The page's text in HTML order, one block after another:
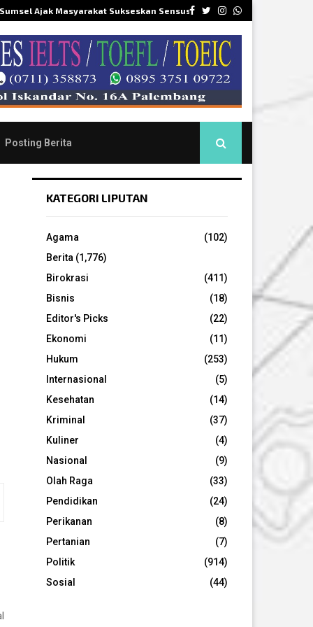
Facebook
Twitter
Instagram
Whatsapp
Sumsel Ajak Masyarakat Sukseskan Sensus…
Posting Berita
KATEGORI LIPUTAN
Agama
(102)
Berita (1,776)
Birokrasi
(411)
Bisnis
(18)
Editor's Picks
(22)
Ekonomi
(11)
Hukum
(253)
Internasional
(5)
Kesehatan
(14)
Kriminal
(37)
Kuliner
(4)
Nasional
(9)
Olah Raga
(33)
Pendidikan
(24)
Perikanan
(8)
Pertanian
(7)
Politik
(914)
Sosial
(44)